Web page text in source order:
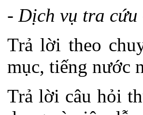
- Dịch vụ tra
Trả lời theo
mục, tiếng nước
Trả lời câu hỏi